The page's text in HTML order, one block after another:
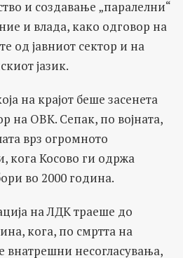
и создавање „паралелни“
и влада, како одговор на
од јавниот сектор и на
јазик.
на крајот беше засенета
на ОВК. Сепак, по војната,
врз огромното
кога Косово ги одржа
во 2000 година.
на ЛДК траеше до
кога, по смртта на
внатрешни несогласувања,